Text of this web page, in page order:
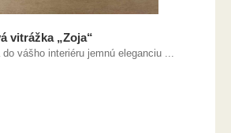
vitrážka „Zoja“
vášho interiéru jemnú eleganciu ...